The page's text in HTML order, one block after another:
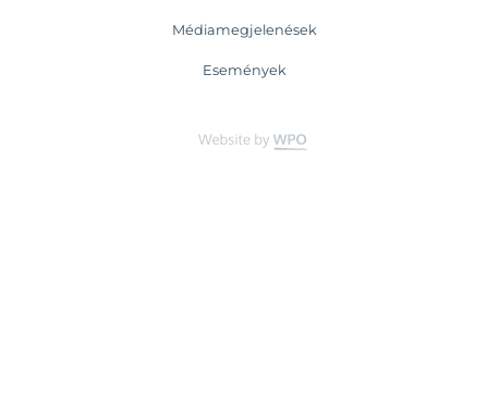
Médiamegjelenések
Események